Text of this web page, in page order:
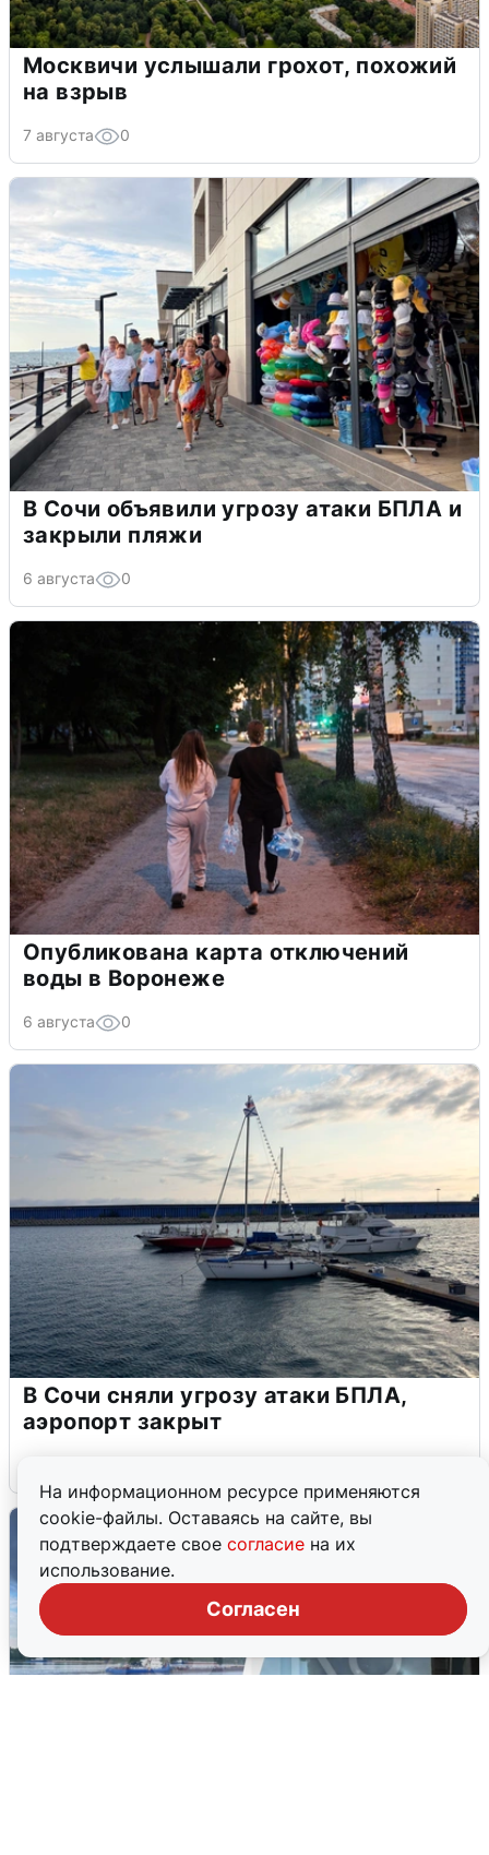
На информационном ресурсе применяются
cookie-файлы. Оставаясь на сайте, вы
подтверждаете свое согласие на их
использование.
Согласен
Москвичи услышали грохот, похожий
на взрыв
7 августа 0
В Сочи объявили угрозу атаки БПЛА и
закрыли пляжи
6 августа 0
Опубликована карта отключений
воды в Воронеже
6 августа 0
В Сочи сняли угрозу атаки БПЛА,
аэропорт закрыт